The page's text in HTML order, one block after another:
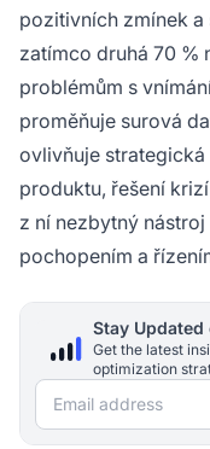
pozitivních zmínek a
zatímco druhá 70 %
problémům s
proměňuje surová
ovlivňuje
produktu, řešení
z ní nezbytný
pochopením a
Stay
Get the latest
optimization
Email address